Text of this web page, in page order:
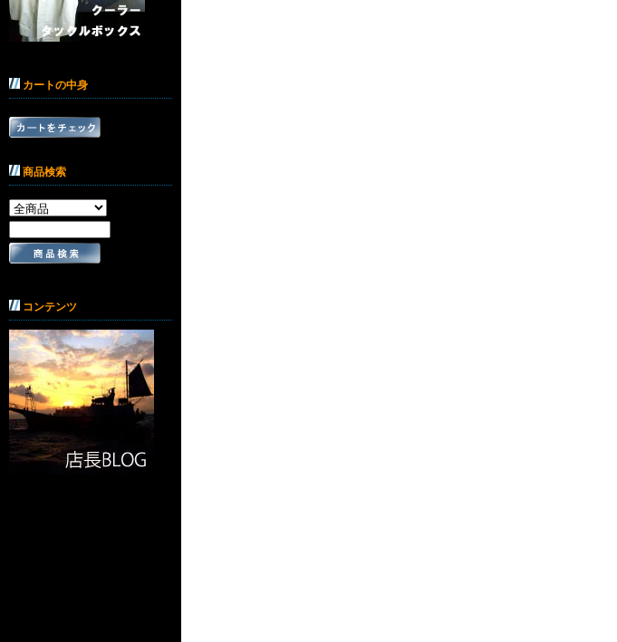
カートの中身
商品検索
コンテンツ